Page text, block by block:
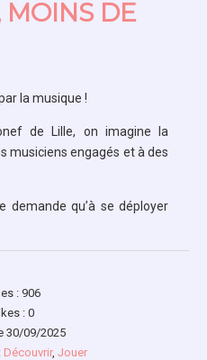
MOINS DE
la musique !
de Lille, on imagine la
musiciens engagés et à des
demande qu’à se déployer
: 906
: 0
30/09/2025
Découvrir, Jouer